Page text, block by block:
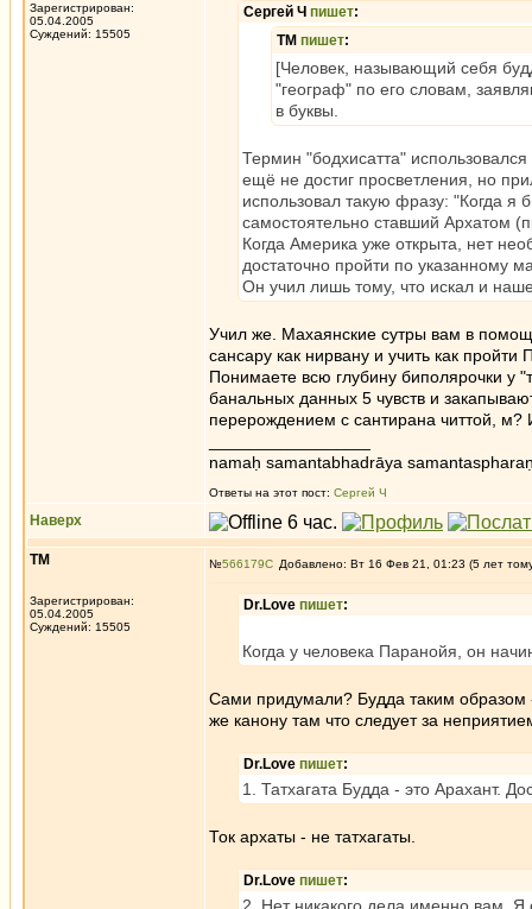
Зарегистрирован:
05.04.2005
Суждений: 15505
Сергей Ч пишет:
ТМ пишет:
[Человек, называющий себя
"географ" по его словам,
в буквы.
Термин "бодхисатта"
ещё не достиг просветления, но
использовал такую фразу: "Когда я
самостоятельно ставший Архатом
Когда Америка уже открыта, нет
достаточно пройти по указанному
Он учил лишь тому, что искал и
Учил же. Махаянские сутры вам в
сансару как нирвану и учить как
Понимаете всю глубину биполярочки у
банальных данных 5 чувств и
перерождением с сантирана читтой,
namaḥ samantabhadrāya
Ответы на этот пост: Сергей Ч
Наверх
ТМ
Зарегистрирован:
05.04.2005
Суждений: 15505
№566179 Добавлено: Вт 16 Фев 21, 01:23 (5 лет
Dr.Love пишет:
Когда у человека Паранойя, он
Сами придумали? Будда таким
же канону там что следует за
Dr.Love пишет:
1. Татхагата Будда - это Арахант.
Ток архаты - не татхагаты.
Dr.Love пишет: